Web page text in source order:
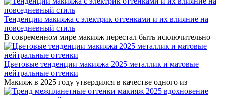
Тенденции макияжа с электрик оттенками и их влияние на
повседневный стиль
В современном мире макияж перестал быть исключительно
Цветовые тенденции макияжа 2025 металлик и матовые
нейтральные оттенки
Макияж в 2025 году утвердился в качестве одного из